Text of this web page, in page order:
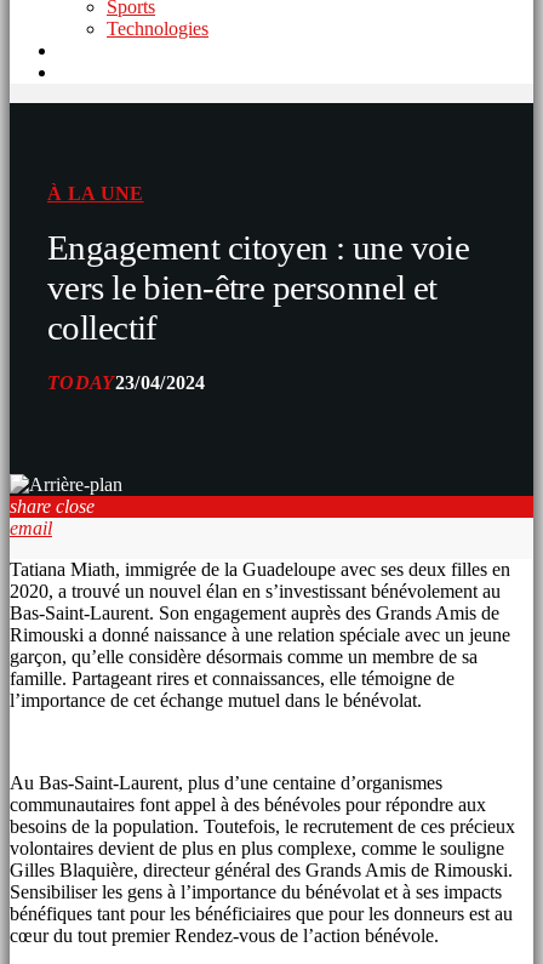
Sports
Technologies
À LA UNE
Engagement citoyen : une voie
vers le bien-être personnel et
collectif
TODAY23/04/2024
share close
email
Tatiana Miath, immigrée de la Guadeloupe avec ses deux filles en
2020, a trouvé un nouvel élan en s’investissant bénévolement au
Bas-Saint-Laurent. Son engagement auprès des Grands Amis de
Rimouski a donné naissance à une relation spéciale avec un jeune
garçon, qu’elle considère désormais comme un membre de sa
famille. Partageant rires et connaissances, elle témoigne de
l’importance de cet échange mutuel dans le bénévolat.
Au Bas-Saint-Laurent, plus d’une centaine d’organismes
communautaires font appel à des bénévoles pour répondre aux
besoins de la population. Toutefois, le recrutement de ces précieux
volontaires devient de plus en plus complexe, comme le souligne
Gilles Blaquière, directeur général des Grands Amis de Rimouski.
Sensibiliser les gens à l’importance du bénévolat et à ses impacts
bénéfiques tant pour les bénéficiaires que pour les donneurs est au
cœur du tout premier Rendez-vous de l’action bénévole.